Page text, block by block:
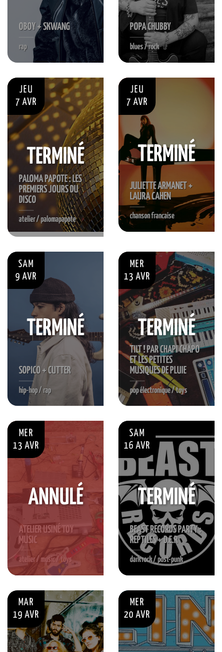
OBOY + SKWANG
rap
POPA CHUBBY
blues / rock
JEU
7 AVR
PALOMA PAPOTE : LES
PREMIERS JOURS DU
DISCO
atelier / palomapapote
TERMINÉ
JEU
7 AVR
JULIETTE ARMANET +
LAURA CAHEN
chanson francaise
TERMINÉ
SAM
9 AVR
SOPICO + CUTTER
hip-hop / rap
TERMINÉ
MER
13 AVR
TILT ! PAR CHAPI CHAPO
ET LES PETITES
MUSIQUES DE PLUIE
pop électronique / toys
TERMINÉ
MER
13 AVR
ATELIER USINÉ TOY
MUSIC
atelier / music / toys
ANNULÉ
SAM
16 AVR
BEAST RECORDS PARTY :
REPTILES + D.E.R
dark rock / post-punk
TERMINÉ
MAR
19 AVR
MER
20 AVR